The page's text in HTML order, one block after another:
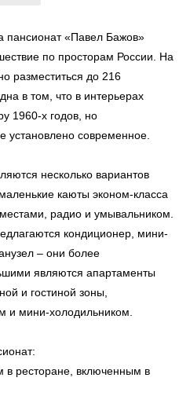
пансионат «Павел Бажов»
по просторам России. На
разместиться до 216
в том, что в интерьерах
1960-х годов, но
установлено современное.
несколько вариантов
каюты эконом-класса
радио и умывальником.
кондиционер, мини-
– они более
являются апартаменты
и гостиной зоны,
и мини-холодильником.
ресторане, включенным в